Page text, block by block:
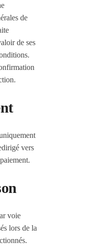
de
de ses
vers
voie
lors de la